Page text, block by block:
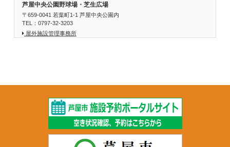
芦屋中央公園野球場・芝生広場
〒659-0041 若葉町1-1 芦屋中央公園内
TEL：0797-32-3203
屋外施設管理事務所